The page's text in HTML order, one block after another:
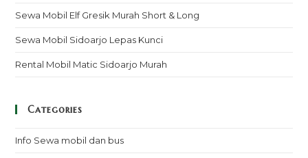
Sewa Mobil Elf Gresik Murah Short & Long
Sewa Mobil Sidoarjo Lepas Kunci
Rental Mobil Matic Sidoarjo Murah
Categories
Info Sewa mobil dan bus